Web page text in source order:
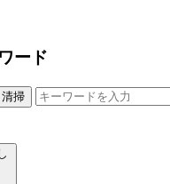
ード
掃